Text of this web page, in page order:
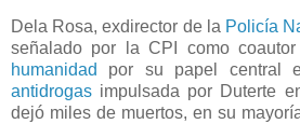
Dela Rosa, exdirector de la Policía
señalado por la CPI como
humanidad
por su papel central
antidrogas impulsada por Duterte
dejó miles de muertos, en su